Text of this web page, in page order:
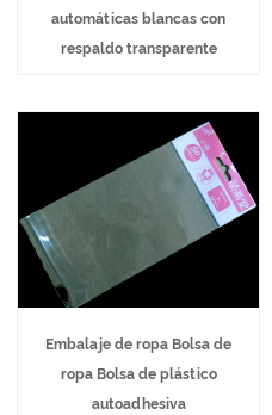
automáticas blancas con
respaldo transparente
Embalaje de ropa Bolsa de
ropa Bolsa de plástico
autoadhesiva